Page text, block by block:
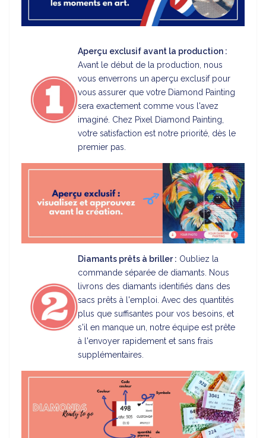
Aperçu exclusif avant la production :
Avant le début de la production, nous
vous enverrons un aperçu exclusif pour
vous assurer que votre Diamond Painting
sera exactement comme vous l'avez
imaginé. Chez Pixel Diamond Painting,
votre satisfaction est notre priorité, dès le
premier pas.
Diamants prêts à briller : Oubliez la
commande séparée de diamants. Nous
livrons des diamants identifiés dans des
sacs prêts à l'emploi. Avec des quantités
plus que suffisantes pour vos besoins, et
s'il en manque un, notre équipe est prête
à l'envoyer rapidement et sans frais
supplémentaires.